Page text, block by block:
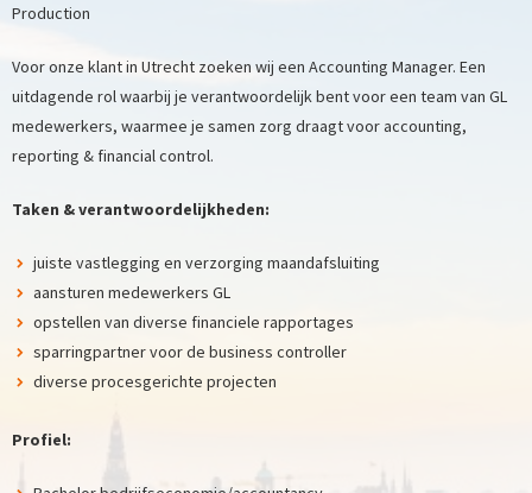
Production
Voor onze klant in Utrecht zoeken wij een Accounting Manager. Een
uitdagende rol waarbij je verantwoordelijk bent voor een team van GL
medewerkers, waarmee je samen zorg draagt voor accounting,
reporting & financial control.
Taken & verantwoordelijkheden:
juiste vastlegging en verzorging maandafsluiting
aansturen medewerkers GL
opstellen van diverse financiele rapportages
sparringpartner voor de business controller
diverse procesgerichte projecten
Profiel: